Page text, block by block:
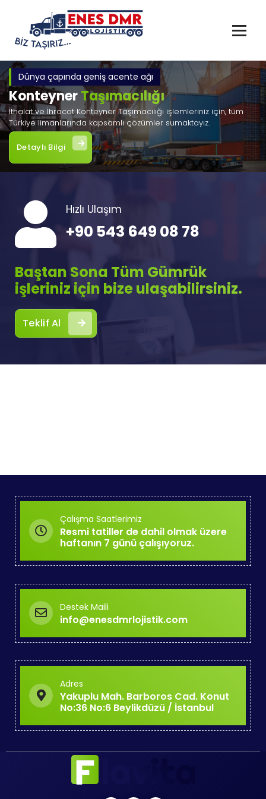
Dünya çapında geniş acente ağı
KonteynerTaşımacılığı
İthalat ve İhracat Konteyner Taşımacılığı işlemleriniz için, tüm
Türkiye limanlarında kapsamlı çözümler sumaktayız.
Detaylı Bilgi
Hızlı Ulaşım
+90 543 649 08 78
Baştan Sona Tüm Gümrük
işleriniz için bize ulaşabilirsiniz.
Teklif Al
Çalışma Saatlerimiz
Resmi tatiller de dahil olmak üzere
haftanın 7 günü çalışıyoruz.
Destek Maili
info@enesdmrlojistik.com
Adres
Yakuplu Mah. Barboros Cad. Konut
No:36 No:6 Beylikdüzü / İstanbul